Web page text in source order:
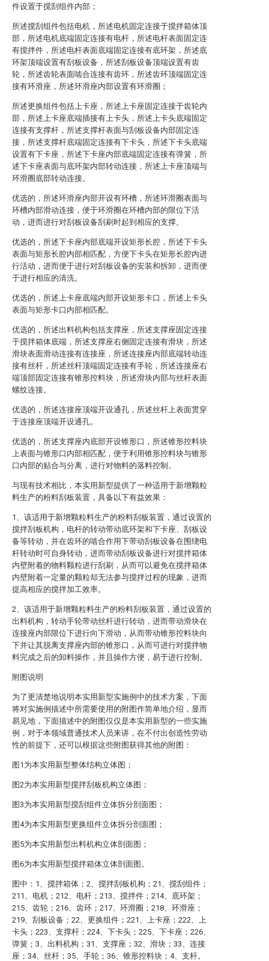
件设置于搅刮组件内部；
所述搅刮组件包括电机，所述电机固定连接于搅拌箱体顶
部，所述电机底端固定连接有电杆，所述电杆表面固定连
有搅拌件，所述电杆表面底端固定连接有底环架，所述底
环架顶端设置有刮板设备，所述刮板设备顶端设置有齿
轮，所述齿轮表面啮合连接有齿环，所述齿环顶端固定连
接有环滑座，所述环滑座内部设置有环滑圈；
所述更换组件包括上卡座，所述上卡座固定连接于齿轮内
部，所述上卡座底端插接有上卡头，所述上卡头底端固定
连接有支撑杆，所述支撑杆表面与刮板设备内部固定连
接，所述支撑杆底端固定连接有下卡头，所述下卡头底端
设置有下卡座，所述下卡座内部底端固定连接有弹簧，所
述下卡座表面与底环架内部转动连接，所述上卡座顶端与
环滑圈底部转动连接。
优选的，所述环滑座内部开设有环槽，所述环滑圈表面与
环槽内部滑动连接，便于环滑圈在环槽内部的限位下活
动，进而进行对刮板设备刮刷时起到相应的支撑。
优选的，所述下卡座内部底端开设矩形长腔，所述下卡头
表面与矩形长腔内部相匹配，方便下卡头在矩形长腔内进
行活动，进而便于进行对刮板设备的安装和拆卸，进而便
于进行相应的清洗。
优选的，所述上卡座底端内部开设矩形卡口，所述上卡头
表面与矩形卡口内部相匹配。
优选的，所述出料机构包括支撑座，所述支撑座固定连接
于搅拌箱体底端，所述支撑座右侧固定连接有滑块，所述
滑块表面滑动连接有连接座，所述连接座内部底端转动连
接有丝杆，所述丝杆顶端固定连接有手轮，所述连接座右
端顶部固定连接有锥形控料块，所述滑块内部与丝杆表面
螺纹连接。
优选的，所述连接座顶端开设通孔，所述丝杆上表面贯穿
于连接座顶端开设通孔。
优选的，所述支撑座内底部开设锥形口，所述锥形控料块
上表面与锥形口内部相匹配，便于利用锥形控料块与锥形
口内部的贴合与分离，进行对物料的落料控制。
与现有技术相比，本实用新型提供了一种适用于新增颗粒
料生产的粉料刮板装置，具备以下有益效果：
1、该适用于新增颗粒料生产的粉料刮板装置，通过设置的
搅拌刮板机构，电杆的转动带动底环架和下卡座、刮板设
备等转动，并在齿环的啮合作用下带动刮板设备在围绕电
杆转动时可自身转动，进而带动刮板设备进行对搅拌箱体
内壁附着的物料颗粒进行刮刷，从而可以避免在搅拌箱体
内壁附着一定量的颗粒却无法参与搅拌过程的现象，进而
提高相应的搅拌加工效率。
2、该适用于新增颗粒料生产的粉料刮板装置，通过设置的
出料机构，转动手轮带动丝杆进行转动，进而带动滑块在
连接座内部限位下进行向下滑动，从而带动锥形控料块向
下并让其脱离支撑座内部的锥形口，从而可进行对搅拌物
料完成之后的卸料操作，并且操作方便，易于进行控制。
附图说明
为了更清楚地说明本实用新型实施例中的技术方案，下面
将对实施例描述中所需要使用的附图作简单地介绍，显而
易见地，下面描述中的附图仅仅是本实用新型的一些实施
例，对于本领域普通技术人员来讲，在不付出创造性劳动
性的前提下，还可以根据这些附图获得其他的附图：
图1为本实用新型整体结构立体图；
图2为本实用新型搅拌刮板机构立体图；
图3为本实用新型搅刮组件立体拆分剖面图；
图4为本实用新型更换组件立体拆分剖面图；
图5为本实用新型出料机构立体剖面图；
图6为本实用新型搅拌箱体立体剖面图。
图中：1、搅拌箱体；2、搅拌刮板机构；21、搅刮组件；
211、电机；212、电杆；213、搅拌件；214、底环架；
215、齿轮；216、齿环；217、环滑圈；218、环滑座；
219、刮板设备；22、更换组件；221、上卡座；222、上
卡头；223、支撑杆；224、下卡头；225、下卡座；226、
弹簧；3、出料机构；31、支撑座；32、滑块；33、连接
座；34、丝杆；35、手轮；36、锥形控料块；4、支杆。